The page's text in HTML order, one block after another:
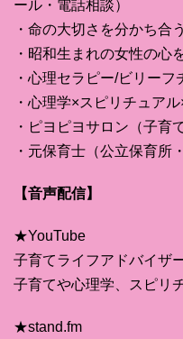
ール・電話相談）
・命の大切さを分かち合
・昭和生まれの女性の心
・心理セラピー/ビリーフ
・心理学×スピリチュア
・ピヨピヨサロン（子育
・元保育士（公立保育所
【音声配信】
★YouTube
子育てライフアドバイザ
子育てや心理学、スピリ
★stand.fm